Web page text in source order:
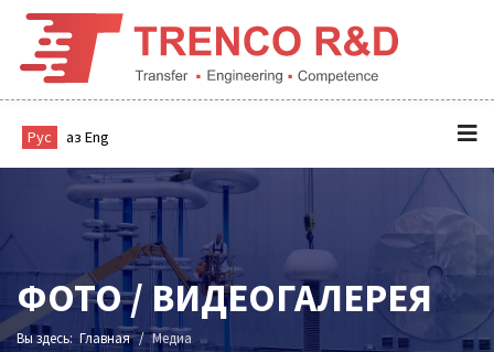
Рус Қаз Eng
ФОТО / ВИДЕОГАЛЕРЕЯ
Вы здесь: Главная Медиа